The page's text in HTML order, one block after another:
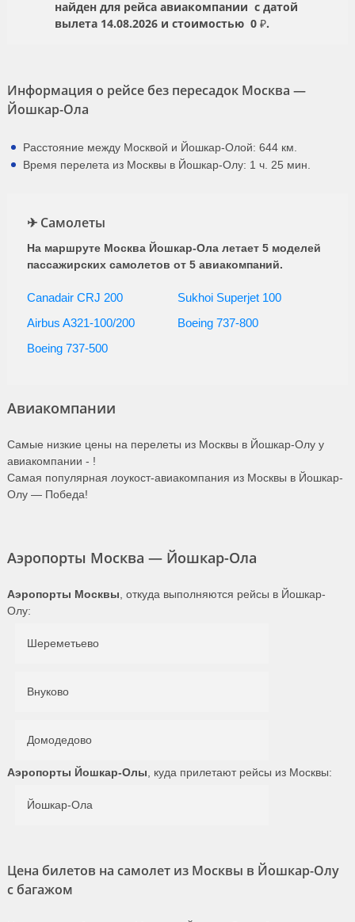
найден для рейса авиакомпании с датой
вылета 14.08.2026 и стоимостью 0 ₽.
Информация о рейсе без пересадок Москва —
Йошкар-Ола
Расстояние между Москвой и Йошкар-Олой: 644 км.
Время перелета из Москвы в Йошкар-Олу: 1 ч. 25 мин.
✈ Самолеты
На маршруте Москва Йошкар-Ола летает 5 моделей
пассажирских самолетов от 5 авиакомпаний.
Canadair CRJ 200
Sukhoi Superjet 100
Airbus A321-100/200
Boeing 737-800
Boeing 737-500
Авиакомпании
Самые низкие цены на перелеты из Москвы в Йошкар-Олу у
авиакомпании - !
Самая популярная лоукост-авиакомпания из Москвы в Йошкар-
Олу — Победа!
Аэропорты Москва — Йошкар-Ола
Аэропорты Москвы , откуда выполняются рейсы в Йошкар-
Олу:
Шереметьево
Внуково
Домодедово
Аэропорты Йошкар-Олы , куда прилетают рейсы из Москвы:
Йошкар-Ола
Цена билетов на самолет из Москвы в Йошкар-Олу
с багажом